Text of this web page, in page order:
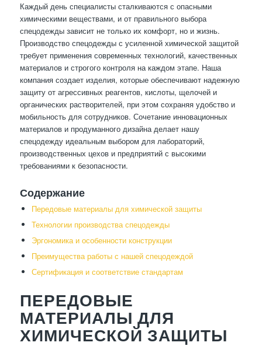
Каждый день специалисты сталкиваются с опасными
химическими веществами, и от правильного выбора
спецодежды зависит не только их комфорт, но и жизнь.
Производство спецодежды с усиленной химической защитой
требует применения современных технологий, качественных
материалов и строгого контроля на каждом этапе. Наша
компания создает изделия, которые обеспечивают надежную
защиту от агрессивных реагентов, кислоты, щелочей и
органических растворителей, при этом сохраняя удобство и
мобильность для сотрудников. Сочетание инновационных
материалов и продуманного дизайна делает нашу
спецодежду идеальным выбором для лабораторий,
производственных цехов и предприятий с высокими
требованиями к безопасности.
Содержание
Передовые материалы для химической защиты
Технологии производства спецодежды
Эргономика и особенности конструкции
Преимущества работы с нашей спецодеждой
Сертификация и соответствие стандартам
ПЕРЕДОВЫЕ
МАТЕРИАЛЫ ДЛЯ
ХИМИЧЕСКОЙ ЗАЩИТЫ